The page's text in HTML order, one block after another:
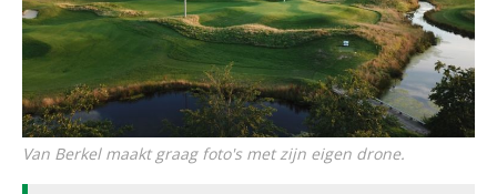
Van Berkel maakt graag foto's met zijn eigen drone.